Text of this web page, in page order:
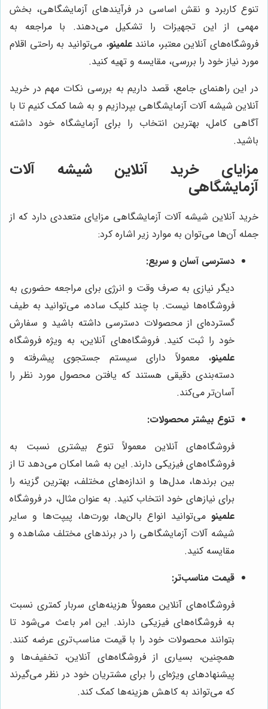
تنوع کاربرد و نقش اساسی در فرآیندهای آزمایشگاهی، بخش
مهمی از این تجهیزات را تشکیل می‌دهند. با مراجعه به
فروشگاه‌های آنلاین معتبر، مانندعلمینو، می‌توانید به راحتی اقلام
مورد نیاز خود را بررسی، مقایسه و تهیه کنید.
در این راهنمای جامع، قصد داریم به بررسی نکات مهم در خرید
آنلاین شیشه آلات آزمایشگاهی بپردازیم و به شما کمک کنیم تا با
آگاهی کامل، بهترین انتخاب را برای آزمایشگاه خود داشته
باشید.
مزایای خرید آنلاین شیشه آلات
آزمایشگاهی
خرید آنلاین شیشه آلات آزمایشگاهی مزایای متعددی دارد که از
جمله آن‌ها می‌توان به موارد زیر اشاره کرد:
دسترسی آسان و سریع:
دیگر نیازی به صرف وقت و انرژی برای مراجعه حضوری به
فروشگاه‌ها نیست. با چند کلیک ساده، می‌توانید به طیف
گسترده‌ای از محصولات دسترسی داشته باشید و سفارش
خود را ثبت کنید. فروشگاه‌های آنلاین، به ویژه فروشگاه
علمینو، معمولاً دارای سیستم جستجوی پیشرفته و
دسته‌بندی دقیقی هستند که یافتن محصول مورد نظر را
آسان‌تر می‌کند.
تنوع بیشتر محصولات:
فروشگاه‌های آنلاین معمولاً تنوع بیشتری نسبت به
فروشگاه‌های فیزیکی دارند. این به شما امکان می‌دهد تا از
بین برندها، مدل‌ها و اندازه‌های مختلف، بهترین گزینه را
برای نیازهای خود انتخاب کنید. به عنوان مثال، در فروشگاه
علمینو می‌توانید انواع بالن‌ها، بورت‌ها، پیپت‌ها و سایر
شیشه آلات آزمایشگاهی را در برندهای مختلف مشاهده و
مقایسه کنید.
قیمت مناسب‌تر:
فروشگاه‌های آنلاین معمولاً هزینه‌های سربار کمتری نسبت
به فروشگاه‌های فیزیکی دارند. این امر باعث می‌شود تا
بتوانند محصولات خود را با قیمت مناسب‌تری عرضه کنند.
همچنین، بسیاری از فروشگاه‌های آنلاین، تخفیف‌ها و
پیشنهادهای ویژه‌ای را برای مشتریان خود در نظر می‌گیرند
که می‌تواند به کاهش هزینه‌ها کمک کند.